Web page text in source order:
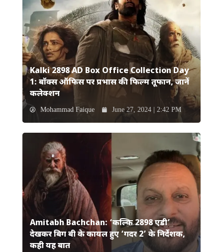
Kalki 2898 AD Box Office Collection Day
1: बॉक्स ऑफिस पर प्रभास की फिल्म तूफान, जानें
कलेक्शन
Mohammad Faique June 27, 2024 | 2:42 PM
Amitabh Bachchan: ‘कल्कि 2898 एडी’
देखकर बिग बी के कायल हुए ‘गदर 2’ के निर्देशक,
कही यह बात